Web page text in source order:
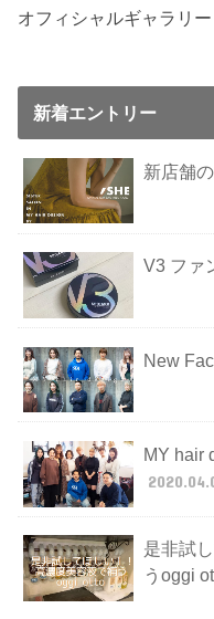
オフィシャルギャラリ
新着エントリー
新店舗
V3 ファ
New
MY hair
是非試
うoggi